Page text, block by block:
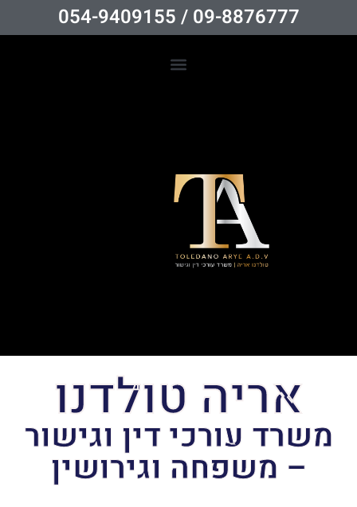
09-8876777 / 054-9409155
אריה טולדנו
משרד עורכי דין וגישור
– משפחה וגירושין